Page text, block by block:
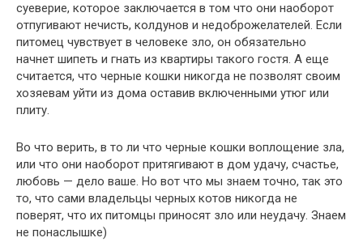
суеверие, которое заключается в том что они наоборот
отпугивают нечисть, колдунов и недоброжелателей. Если
питомец чувствует в человеке зло, он обязательно
начнет шипеть и гнать из квартиры такого гостя. А еще
считается, что черные кошки никогда не позволят своим
хозяевам уйти из дома оставив включенными утюг или
плиту.
Во что верить, в то ли что черные кошки воплощение зла,
или что они наоборот притягивают в дом удачу, счастье,
любовь — дело ваше. Но вот что мы знаем точно, так это
то, что сами владельцы черных котов никогда не
поверят, что их питомцы приносят зло или неудачу. Знаем
не понаслышке)